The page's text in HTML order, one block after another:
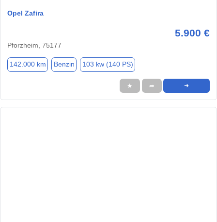
Opel Zafira
5.900 €
Pforzheim, 75177
142.000 km Benzin 103 kw (140 PS)
★ ➦ ➜